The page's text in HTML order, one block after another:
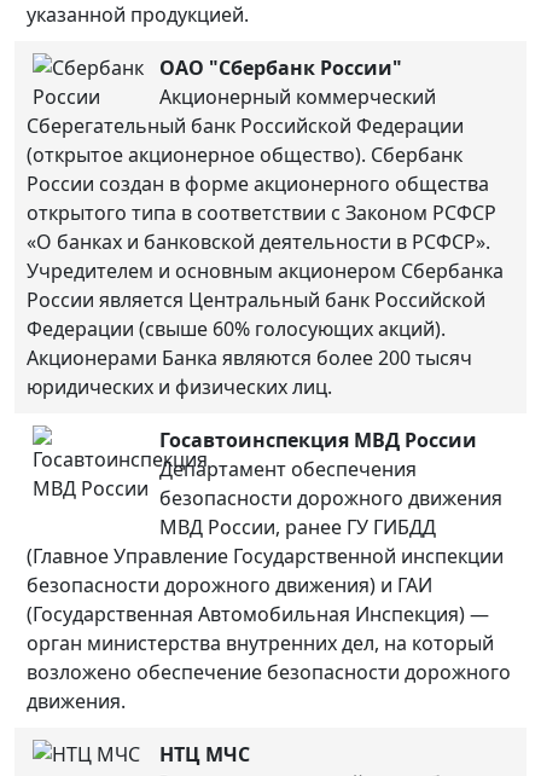
указанной продукцией.
ОАО "Сбербанк России"
Акционерный коммерческий
Сберегательный банк Российской Федерации
(открытое акционерное общество). Сбербанк
России создан в форме акционерного общества
открытого типа в соответствии с Законом РСФСР
«О банках и банковской деятельности в РСФСР».
Учредителем и основным акционером Сбербанка
России является Центральный банк Российской
Федерации (свыше 60% голосующих акций).
Акционерами Банка являются более 200 тысяч
юридических и физических лиц.
Госавтоинспекция МВД России
Департамент обеспечения
безопасности дорожного движения
МВД России, ранее ГУ ГИБДД
(Главное Управление Государственной инспекции
безопасности дорожного движения) и ГАИ
(Государственная Автомобильная Инспекция) —
орган министерства внутренних дел, на который
возложено обеспечение безопасности дорожного
движения.
НТЦ МЧС